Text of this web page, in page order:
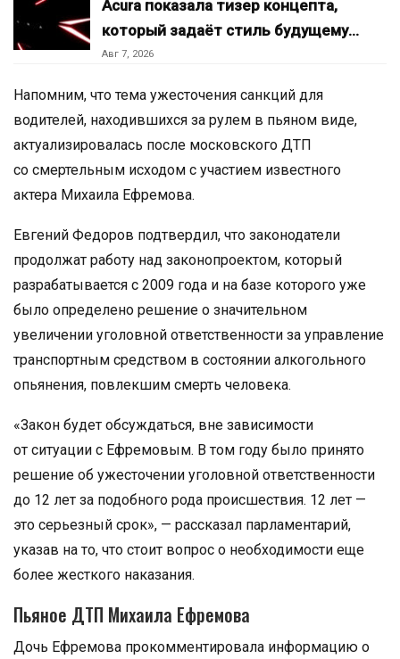
Acura показала тизер концепта,
который задаёт стиль будущему…
Авг 7, 2026
Напомним, что тема ужесточения санкций для
водителей, находившихся за рулем в пьяном виде,
актуализировалась после московского ДТП
со смертельным исходом с участием известного
актера Михаила Ефремова.
Евгений Федоров подтвердил, что законодатели
продолжат работу над законопроектом, который
разрабатывается с 2009 года и на базе которого уже
было определено решение о значительном
увеличении уголовной ответственности за управление
транспортным средством в состоянии алкогольного
опьянения, повлекшим смерть человека.
«Закон будет обсуждаться, вне зависимости
от ситуации с Ефремовым. В том году было принято
решение об ужесточении уголовной ответственности
до 12 лет за подобного рода происшествия. 12 лет —
это серьезный срок», — рассказал парламентарий,
указав на то, что стоит вопрос о необходимости еще
более жесткого наказания.
Пьяное ДТП Михаила Ефремова
Дочь Ефремова прокомментировала информацию о